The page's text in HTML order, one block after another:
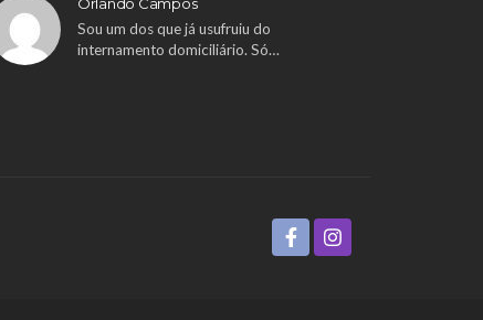
Orlando Campos
Sou um dos que já usufruiu do
internamento domiciliário. Só…